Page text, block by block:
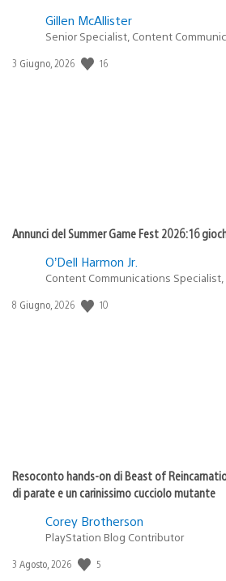
Gillen McAllister
Senior Specialist, Content
Data
3 Giugno, 2026 16
Annunci del Summer Game Fest 2026: 16
O’Dell Harmon Jr.
Content Communications Specialist,
Data
8 Giugno, 2026 10
Resoconto hands-on di Beast of
di parate e un carinissimo cucciolo mutante
Corey Brotherson
PlayStation Blog Contributor
Data
3 Agosto, 2026 5